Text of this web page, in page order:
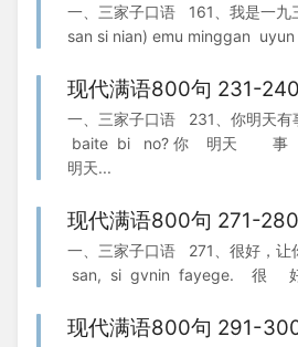
一、三家子口语 161、我是一九
san si nian) emu
现代满语800句 231-240
一、三家子口语 231、你明天
baite bi no? 你 明天 事
明天...
现代满语800句 271-280
一、三家子口语 271、很好，
san, si gvnin fayege.
现代满语800句 291-